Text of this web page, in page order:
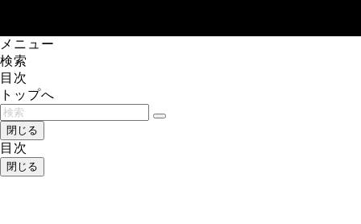
メニュー
検索
目次
トップへ
閉じる
目次
閉じる